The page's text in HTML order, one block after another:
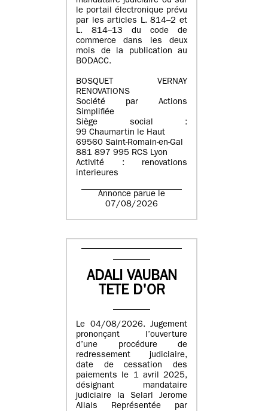
le portail électronique prévu
par les articles L. 814–2 et
L. 814–13 du code de
commerce dans les deux
mois de la publication au
BODACC.
BOSQUET VERNAY
RENOVATIONS
Société par Actions
Simplifiée
Siège social :
99 Chaumartin le Haut
69560 Saint-Romain-en-Gal
881 897 995 RCS Lyon
Activité : renovations
interieures
Annonce parue le
07/08/2026
ADALI VAUBAN
TETE D'OR
Le 04/08/2026. Jugement
prononçant l’ouverture
d’une procédure de
redressement judiciaire,
date de cessation des
paiements le 1 avril 2025,
désignant mandataire
judiciaire la Selarl Jerome
Allais Représentée par